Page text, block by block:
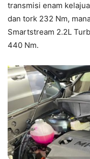
transmisi enam
dan tork 232 Nm,
Smartstream 2.2L
440 Nm.